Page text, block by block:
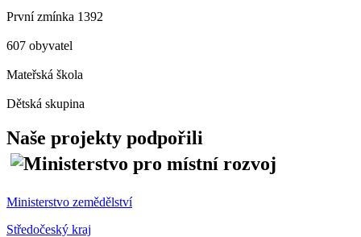
První zmínka 1392
607 obyvatel
Mateřská škola
Dětská skupina
Naše projekty podpořili
Ministerstvo zemědělství
Středočeský kraj